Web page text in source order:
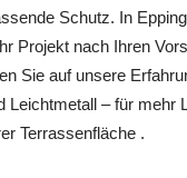
Schutz. In
Projekt nach Ihren
Sie auf unsere
Leichtmetall – für mehr
Terrassenfläche .